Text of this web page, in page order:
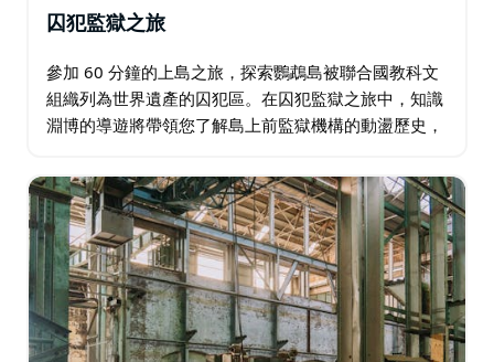
囚犯監獄之旅
參加 60 分鐘的上島之旅，探索鸚鵡島被聯合國教科文
組織列為世界遺產的囚犯區。在囚犯監獄之旅中，知識
淵博的導遊將帶領您了解島上前監獄機構的動盪歷史，
宿舍和單獨監禁室。